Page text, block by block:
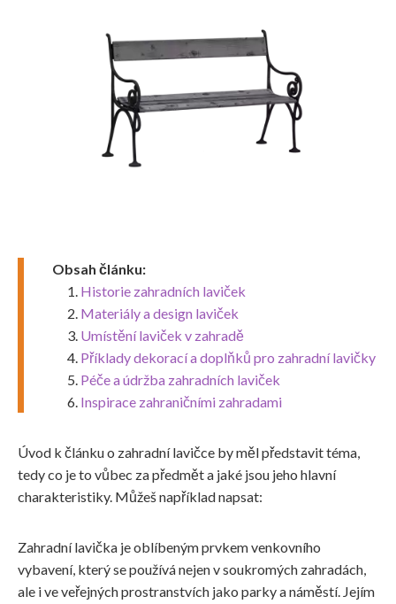
Obsah článku:
Historie zahradních laviček
Materiály a design laviček
Umístění laviček v zahradě
Příklady dekorací a doplňků pro zahradní lavičky
Péče a údržba zahradních laviček
Inspirace zahraničními zahradami
Úvod k článku o zahradní lavičce by měl představit téma,
tedy co je to vůbec za předmět a jaké jsou jeho hlavní
charakteristiky. Můžeš například napsat:
Zahradní lavička je oblíbeným prvkem venkovního
vybavení, který se používá nejen v soukromých zahradách,
ale i ve veřejných prostranstvích jako parky a náměstí. Jejím